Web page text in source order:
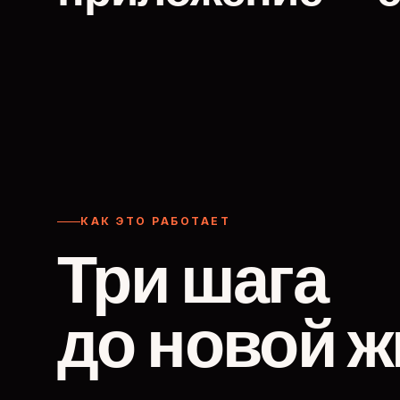
КАК ЭТО РАБОТАЕТ
Три шага
до новой